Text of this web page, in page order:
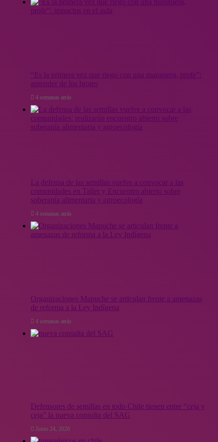
“Es la primera vez que riego con una manguera, profe”:
aprender de los brotes
4 semanas atrás
La defensa de las semillas vuelve a convocar a las
comunidades en Taller y Encuentro abierto sobre
soberanía alimentaria y agroecología
4 semanas atrás
Organizaciones Mapuche se articulan frente a amenazas
de reforma a la Ley Indígena
4 semanas atrás
Defensores de semillas en todo Chile tienen entre “ceja y
ceja” la nueva consulta del SAG
Junio 24, 2026